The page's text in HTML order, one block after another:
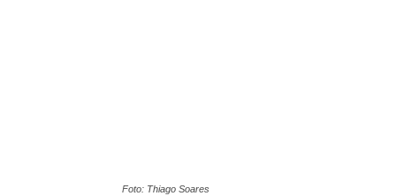
Foto: Thiago Soares